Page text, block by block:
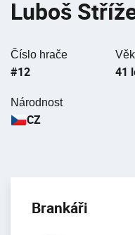
Luboš
Číslo hrače
#12
Věk
41
Národnost
CZ
Brankáři